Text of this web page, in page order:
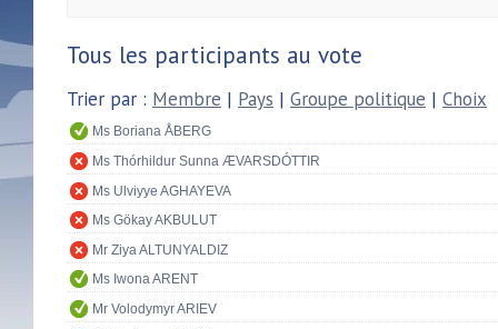
Tous les participants au vote
Trier par : Membre | Pays | Groupe politique | Choix
Ms Boriana ÅBERG
Ms Thórhildur Sunna ÆVARSDÓTTIR
Ms Ulviyye AGHAYEVA
Ms Gökay AKBULUT
Mr Ziya ALTUNYALDIZ
Ms Iwona ARENT
Mr Volodymyr ARIEV